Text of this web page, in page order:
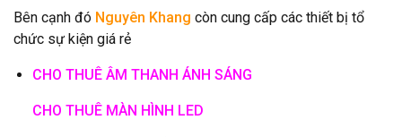
Bên cạnh đó Nguyên Khang còn cung cấp các thiết bị tổ
chức sự kiện giá rẻ
CHO THUÊ ÂM THANH ÁNH SÁNG
CHO THUÊ MÀN HÌNH LED